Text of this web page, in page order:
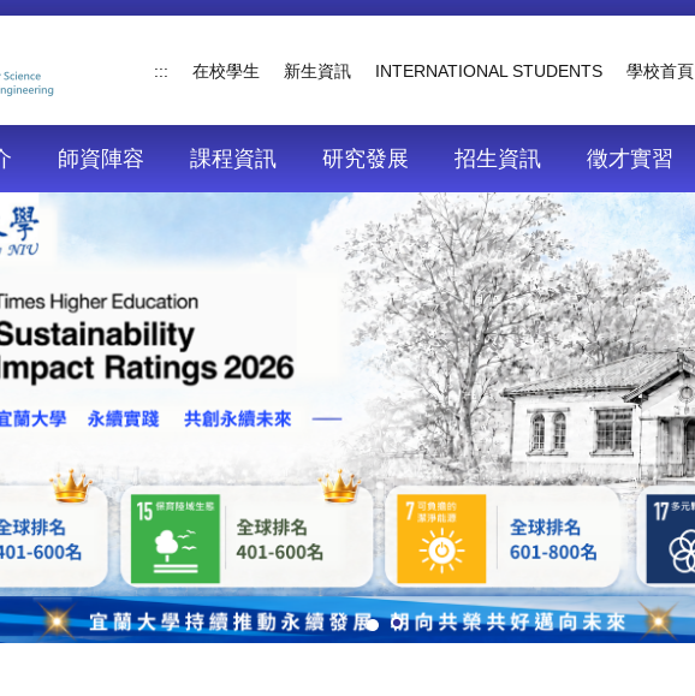
::: 在校學生 新生資訊 INTERNATIONAL STUDENTS 學校首頁
師資陣容 課程資訊 研究發展 招生資訊 徵才實習